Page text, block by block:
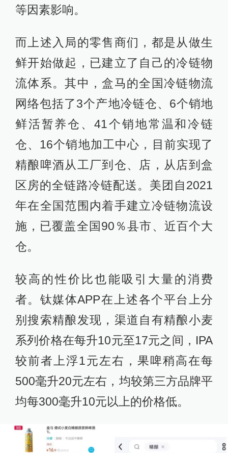
等因素影响。
而上述入局的零售商们，都是从做生
鲜开始做起，已建立了自己的冷链物
流体系。其中，盒马的全国冷链物流
网络包括了3个产地冷链仓、6个销地
鲜活暂养仓、41个销地常温和冷链
仓、16个销地加工中心，目前实现了
精酿啤酒从工厂到仓、店，从店到盒
区房的全链路冷链配送。美团自2021
年在全国范围内着手建立冷链物流设
施，已覆盖全国90％县市、近百个大
仓。
较高的性价比也能吸引大量的消费
者。钛媒体APP在上述各个平台上分
别搜索精酿发现，渠道自有精酿小麦
系列价格在每升10元至17元之间，IPA
较前者上浮1元左右，果啤稍高在每
500毫升20元左右，均较第三方品牌平
均每300毫升10元以上的价格低。